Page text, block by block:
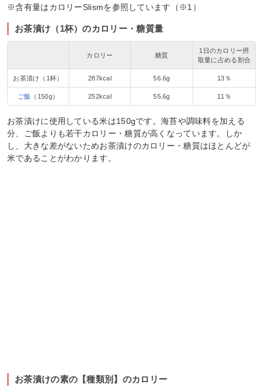
※含有量はカロリーSlismを参照しています（※1）
お茶漬け（1杯）のカロリー・糖質量
カロリー 糖質
1日のカロリー摂
取量に占める割合
お茶漬け（1杯） 287kcal 56.6g 13％
ご飯 （150g） 252kcal 55.6g 11％
お茶漬けに使用している米は150gです。海苔や調味料を加える
分、ご飯よりも若干カロリー・糖質が高くなっています。しか
し、大きな差がないためお茶漬けのカロリー・糖質はほとんどが
米であることがわかります。
お茶漬けの素の【種類別】のカロリー